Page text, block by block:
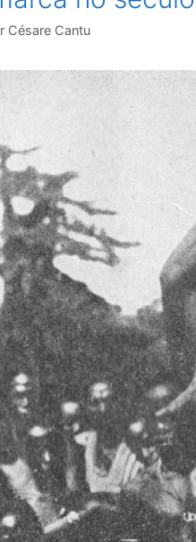
Césare Cantu